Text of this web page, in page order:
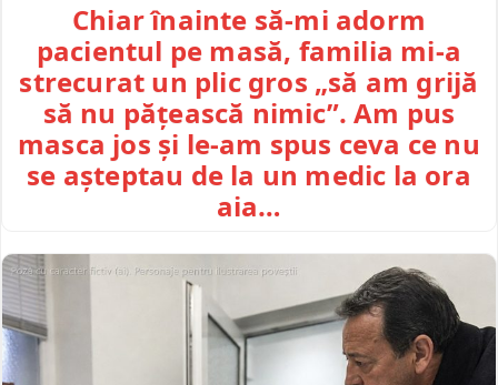
Chiar înainte să-mi adorm
pacientul pe masă, familia mi-a
strecurat un plic gros „să am grijă
să nu pățească nimic”. Am pus
masca jos și le-am spus ceva ce nu
se așteptau de la un medic la ora
aia…